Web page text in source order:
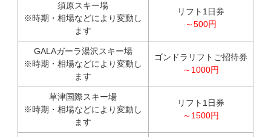
須原スキー場
※時期・相場などにより変動し
ます
リフト1日券
～500円
GALAガーラ湯沢スキー場
※時期・相場などにより変動し
ます
ゴンドラリフトご招待券
～1000円
草津国際スキー場
※時期・相場などにより変動し
ます
リフト1日券
～1500円